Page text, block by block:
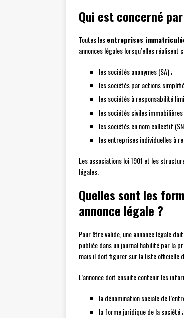
Qui est concerné
Toutes lesentreprises
annonces légales lorsqu’elles
les sociétés anonymes (SA) ;
les sociétés par actions
les sociétés à responsabilité
les sociétés civiles
les sociétés en nom collectif
les entreprises individuelles à
Les associations loi 1901 et les
légales.
Quelles sont les
annonce légale ?
Pour être valide, une annonce légale
publiée dans un journal habilité par la
mais il doit figurer sur la liste officielle
L’annonce doit ensuite contenir les
la dénomination sociale de
la forme juridique de la société ;